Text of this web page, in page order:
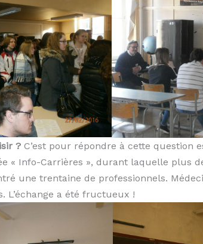
? C’est pour répondre à cette question
« Info-Carrières », durant laquelle plus
une trentaine de professionnels.
L’échange a été fructueux !